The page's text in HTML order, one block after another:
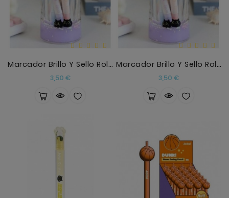
Marcador Brillo Y Sello Rolon Morado
3,50 €Precio
Marcador Brillo Y Sello Rolon Azul
3,50 €Precio